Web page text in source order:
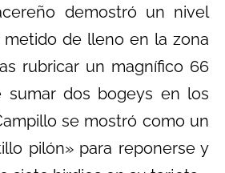
demostró un nivel
metido de lleno en la zona
rubricar un magnífico 66
sumar dos bogeys en los
se mostró como un
pilón» para reponerse y